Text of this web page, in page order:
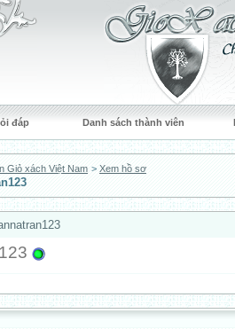
đáp Danh sách thành viên
Giỏ xách Việt Nam > Xem hồ sơ